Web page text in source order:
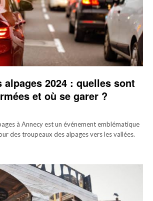
alpages 2024 : quelles sont
et où se garer ?
à Annecy est un événement emblématique
des troupeaux des alpages vers les vallées.